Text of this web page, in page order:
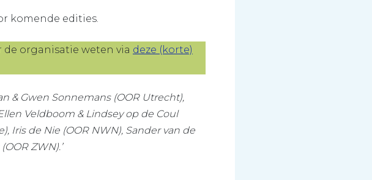
komende edities.
organisatie weten via deze (korte)
& Gwen Sonnemans (OOR Utrecht),
Veldboom & Lindsey op de Coul
Iris de Nie (OOR NWN), Sander van de
ZWN).’